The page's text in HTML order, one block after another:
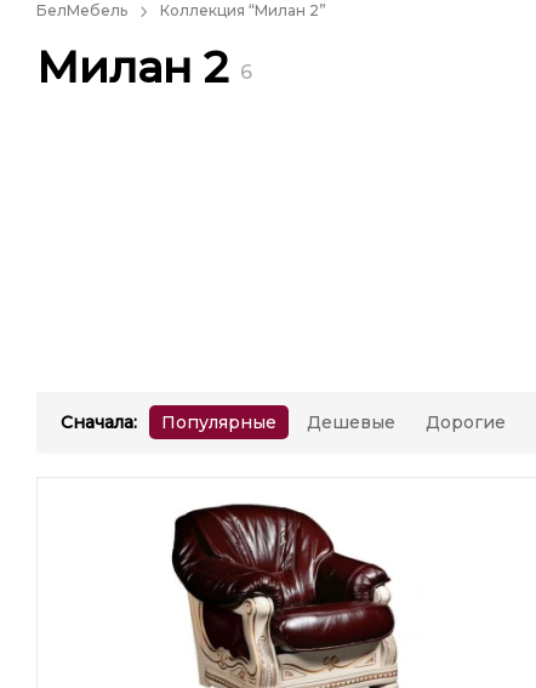
БелМебель Коллекция “Милан 2”
Милан 2 6
Сначала: Популярные Дешевые Дорогие